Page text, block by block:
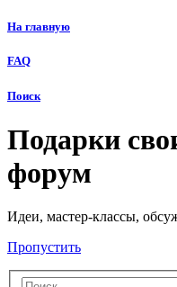
На главную
FAQ
Поиск
Подарки
форум
Идеи, мастер-классы,
Пропустить